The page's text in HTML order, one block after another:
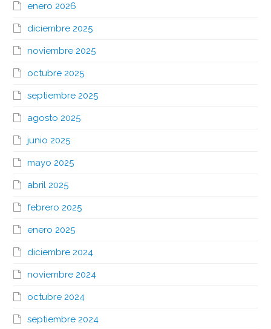
enero 2026
diciembre 2025
noviembre 2025
octubre 2025
septiembre 2025
agosto 2025
junio 2025
mayo 2025
abril 2025
febrero 2025
enero 2025
diciembre 2024
noviembre 2024
octubre 2024
septiembre 2024